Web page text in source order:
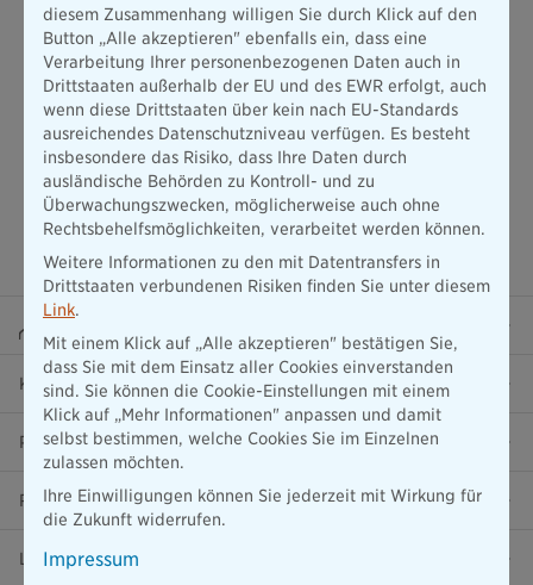
Karriere
Presse
Ratgeber
Lob & Kritik
diesem Zusammenhang willigen Sie durch Klick auf den
Button „Alle akzeptieren" ebenfalls ein, dass eine
Verarbeitung Ihrer personenbezogenen Daten auch in
Drittstaaten außerhalb der EU und des EWR erfolgt, auch
wenn diese Drittstaaten über kein nach EU-Standards
ausreichendes Datenschutzniveau verfügen. Es besteht
insbesondere das Risiko, dass Ihre Daten durch
ausländische Behörden zu Kontroll- und zu
Überwachungszwecken, möglicherweise auch ohne
Rechtsbehelfsmöglichkeiten, verarbeitet werden können.
Weitere Informationen zu den mit Datentransfers in
Drittstaaten verbundenen Risiken finden Sie unter diesem
Link.
Mit einem Klick auf „Alle akzeptieren" bestätigen Sie,
dass Sie mit dem Einsatz aller Cookies einverstanden
sind. Sie können die Cookie-Einstellungen mit einem
Klick auf „Mehr Informationen" anpassen und damit
selbst bestimmen, welche Cookies Sie im Einzelnen
zulassen möchten.
Ihre Einwilligungen können Sie jederzeit mit Wirkung für
die Zukunft widerrufen.
Impressum